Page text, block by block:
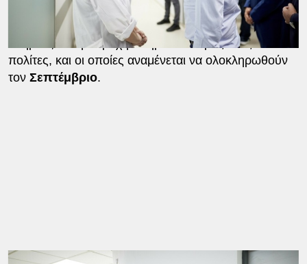
ενημερώθηκε για την πρόοδο των εργασιών, που
πραγματοποιούνται σε φάσεις ώστε να μην
επηρεάζεται η παροχή υπηρεσιών προς τους
πολίτες, και οι οποίες αναμένεται να ολοκληρωθούν
τον Σεπτέμβριο.